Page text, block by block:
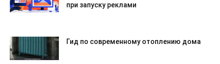
при запуску реклами
Гид по современному отоплению дома